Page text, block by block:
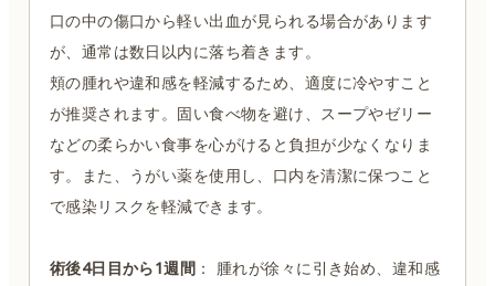
口の中の傷口から軽い出血が見られる場合があります
が、通常は数日以内に落ち着きます。
頬の腫れや違和感を軽減するため、適度に冷やすこと
が推奨されます。固い食べ物を避け、スープやゼリー
などの柔らかい食事を心がけると負担が少なくなりま
す。また、うがい薬を使用し、口内を清潔に保つこと
で感染リスクを軽減できます。
術後4日目から1週間 ： 腫れが徐々に引き始め、違和感